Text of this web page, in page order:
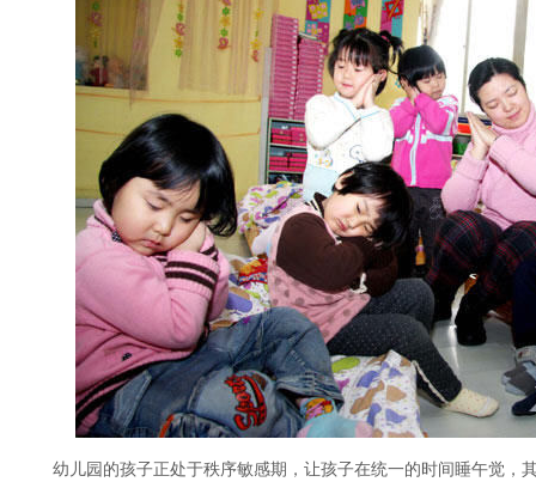
幼儿园的孩子正处于秩序敏感期，让孩子在统一的时间睡午觉，